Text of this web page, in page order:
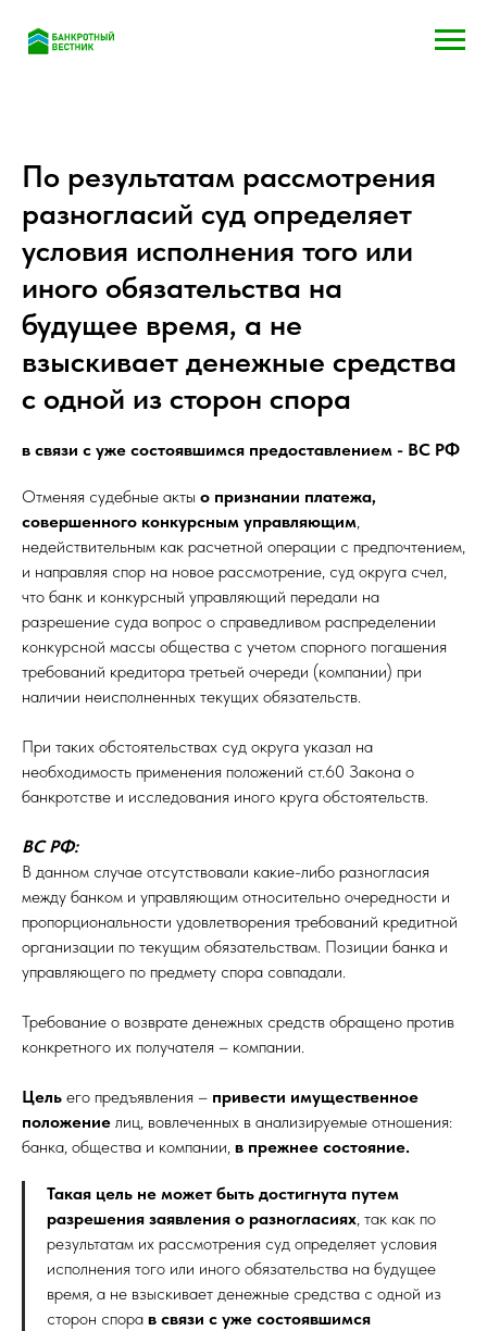
По результатам рассмотрения
разногласий суд определяет
условия исполнения того или
иного обязательства на
будущее время, а не
взыскивает денежные средства
с одной из сторон спора
в связи с уже состоявшимся предоставлением - ВС РФ
Отменяя судебные акты о признании платежа,
совершенного конкурсным управляющим,
недействительным как расчетной операции с предпочтением,
и направляя спор на новое рассмотрение, суд округа счел,
что банк и конкурсный управляющий передали на
разрешение суда вопрос о справедливом распределении
конкурсной массы общества с учетом спорного погашения
требований кредитора третьей очереди (компании) при
наличии неисполненных текущих обязательств.
При таких обстоятельствах суд округа указал на
необходимость применения положений ст.60 Закона о
банкротстве и исследования иного круга обстоятельств.
ВС РФ:
В данном случае отсутствовали какие-либо разногласия
между банком и управляющим относительно очередности и
пропорциональности удовлетворения требований кредитной
организации по текущим обязательствам. Позиции банка и
управляющего по предмету спора совпадали.
Требование о возврате денежных средств обращено против
конкретного их получателя – компании.
Цель его предъявления – привести имущественное
положение лиц, вовлеченных в анализируемые отношения:
банка, общества и компании, в прежнее состояние.
Такая цель не может быть достигнута путем
разрешения заявления о разногласиях, так как по
результатам их рассмотрения суд определяет условия
исполнения того или иного обязательства на будущее
время, а не взыскивает денежные средства с одной из
сторон спора в связи с уже состоявшимся